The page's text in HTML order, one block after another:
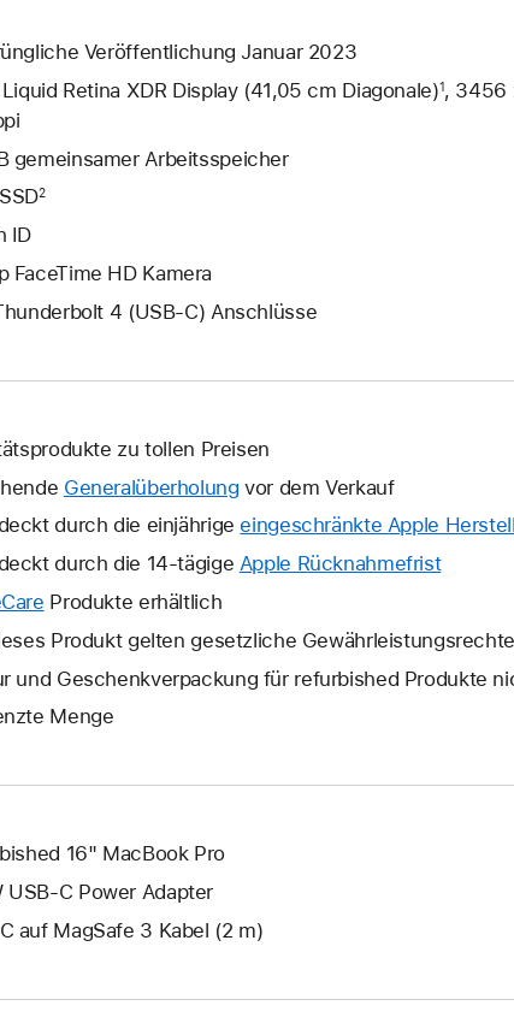
Veröffentlichung Januar 2023
Retina XDR Display (41,05 cm Diagonale)1, 3456
gemeinsamer Arbeitsspeicher
2
ID
FaceTime HD Kamera
4 (USB‑C) Anschlüsse
zu tollen Preisen
Generalüberholung vor dem Verkauf
durch die einjährige eingeschränkte Apple
durch die 14-tägige Apple RücknahmefristEin
wird
Ein
neues
wird
geöffnet.
Produkte erhältlich
Produkt gelten gesetzliche Gewährleistungsrechte
und Geschenkverpackung für refurbished Produkte
Menge
16" MacBook Pro
USB‑C Power Adapter
auf MagSafe 3 Kabel (2 m)